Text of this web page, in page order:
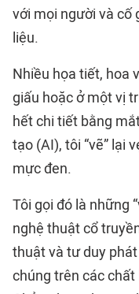
với mọi người và cố
liệu.
Nhiều họa tiết, hoa
giấu hoặc ở một vị
hết chi tiết bằng
tạo (AI), tôi “vẽ” lại
mực đen.
Tôi gọi đó là những
nghệ thuật cổ
thuật và tư duy
chúng trên các